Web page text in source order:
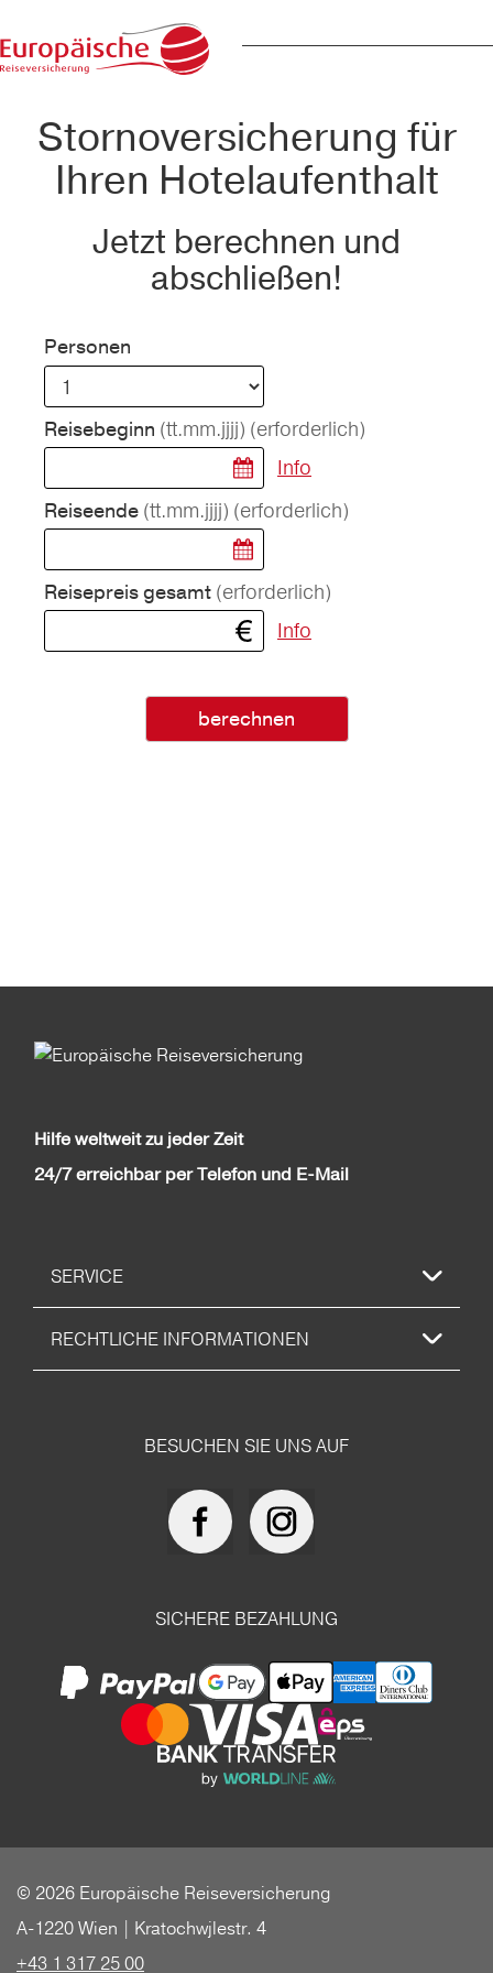
Stornoversicherung für
Ihren Hotelaufenthalt
Jetzt berechnen und
abschließen!
Personen
Reisebeginn (tt.mm.jjjj) (erforderlich)
Info
Reiseende (tt.mm.jjjj) (erforderlich)
Reisepreis gesamt (erforderlich)
Info
berechnen
Hilfe weltweit zu jeder Zeit
24/7 erreichbar per Telefon und E-Mail
SERVICE
RECHTLICHE INFORMATIONEN
BESUCHEN SIE UNS AUF
SICHERE BEZAHLUNG
© 2026 Europäische Reiseversicherung
A-1220 Wien | Kratochwjlestr. 4
+43 1 317 25 00